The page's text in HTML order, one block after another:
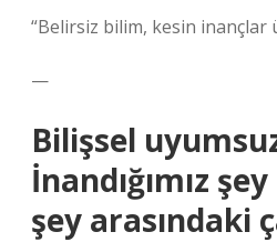
“Belirsiz bilim, kesin inançlar
—
Bilişsel
İnandığımız
şey arasındaki